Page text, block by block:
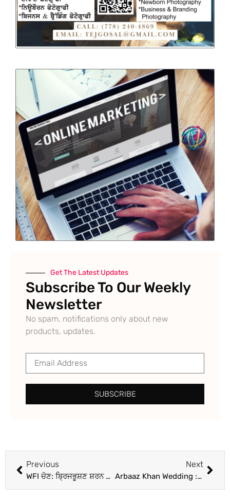
Get The Latest Updates
Subscribe To Our Weekly
Newsletter
No spam, notifications only about new
products, updates.
SUBSCRIBE
Previous
WFI ਚੋਣ: ਬ੍ਰਿਜਭੂਸ਼ਣ ਸ਼ਰਨ ਸਿੰਘ ਨੂੰ ਝਟਕਾ, ਖੇਡ ਮੰਤਰਾਲੇ ਨੇ ਕੁਸ਼ਤੀ ਸੰਘ ਨੂੰ ਕੀਤਾ ਮੁਅੱਤਲ; ਨਵੇਂ ਪ੍ਰਧਾਨ ਸੰਜੇ ਸਿੰਘ ਦੀ ਮਾਨਤਾ ਰੱਦ
Next
Arbaaz Khan Wedding : ਨਿਕਾਹ ਤੋਂ ਪਹਿਲਾਂ ਸਾਹਮਣੇ ਆਈ ਅਰਬਾਜ਼ ਖ਼ਾਨ ਦੀ ਹੋਣ ਵਾਲੀ ਲਾੜੀ ਦੀ ਤਸਵੀਰ, ਕੀ ਤੁਸੀਂ ਵੇਖੀ